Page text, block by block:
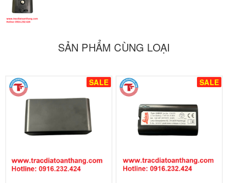
SẢN PHẨM CÙNG LOẠI
SALE SALE